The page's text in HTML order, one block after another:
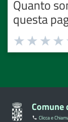
Quanto
questa
Comune
Clicca e